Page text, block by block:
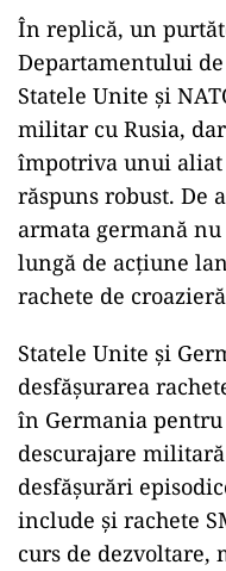
În replică, un
Departamentului
Statele Unite și
militar cu Rusia,
împotriva unui aliat
răspuns robust. De
armata germană
lungă de acțiune
rachete de
Statele Unite și
desfășurarea
în Germania
descurajare
desfășurări
include și rachete
curs de dezvoltare,